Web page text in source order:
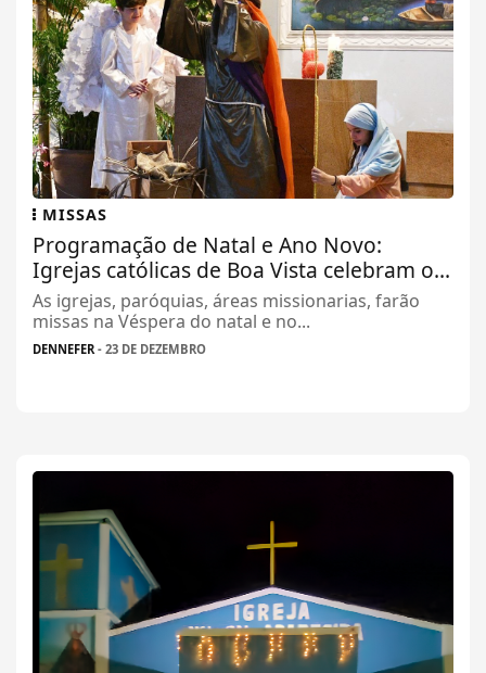
MISSAS
Programação de Natal e Ano Novo:
Igrejas católicas de Boa Vista celebram o...
As igrejas, paróquias, áreas missionarias, farão
missas na Véspera do natal e no...
DENNEFER- 23 DE DEZEMBRO